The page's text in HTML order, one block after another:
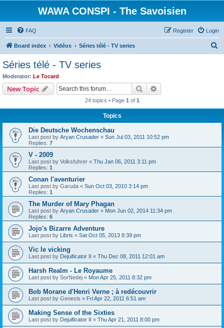
WAWA CONSPI - The Savoisien
FAQ Login
Register
Board index Vidéos Séries télé - TV series
Séries télé - TV series
Moderator: Le Tocard
New Topic Search
24 topics • Page 1 of 1
Topics
Die Deutsche Wochenschau
Last post by Aryan Crusader « Sun Jul 03, 2011 10:52 pm
Replies: 7
V - 2009
Last post by Volksfuhrer « Thu Jan 06, 2011 3:11 pm
Replies: 1
Conan l'aventurier
Last post by Garuda « Sun Oct 03, 2010 3:14 pm
Replies: 1
The Murder of Mary Phagan
Last post by Aryan Crusader « Mon Jun 02, 2014 11:34 pm
Replies: 6
Jojo's Bizarre Adventure
Last post by Libris « Sat Oct 05, 2013 8:39 pm
Vic le vicking
Last post by Dejuificator II « Thu Dec 08, 2011 12:01 am
Harsh Realm - Le Royaume
Last post by SorNedej « Mon Apr 25, 2011 8:32 pm
Bob Morane d'Henri Verne ; à redécouvrir
Last post by Genesis « Fri Apr 22, 2011 6:51 am
Making Sense of the Sixties
Last post by Dejuificator II « Thu Apr 21, 2011 8:00 pm